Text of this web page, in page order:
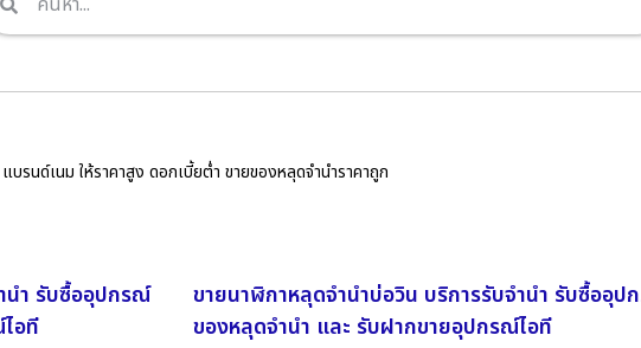
นด์เนม ให้ราคาสูง ดอกเบี้ยต่ำ ขายของหลุดจำนำราคาถูก
นำ รับซื้ออุปกรณ์
อที
ขายนาฬิกาหลุดจำนำบ่อวิน บริการรับจำนำ รับซื้ออุป
ของหลุดจำนำ และ รับฝากขายอุปกรณ์ไอที